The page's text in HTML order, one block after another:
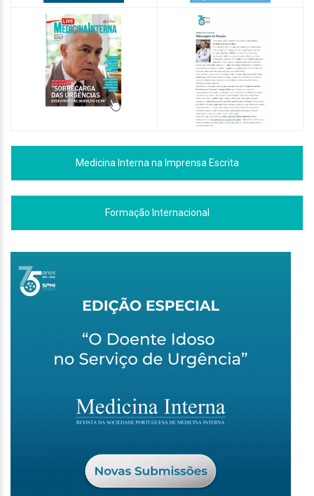
Medicina Interna na Imprensa Escrita
Formação Internacional